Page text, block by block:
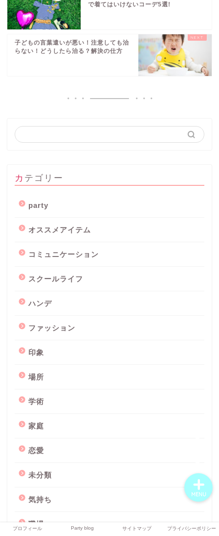
で着てはいけないコーデ5選!
子どもの言葉遣いが悪い！注意しても治
らない！どうしたら治る？解決の仕方
カテゴリー
party
オススメアイテム
コミュニケーション
スクールライフ
ハンデ
ファッション
印象
場所
学術
家庭
恋愛
未分類
気持ち
職場
プロフィール Party blog サイトマップ プライバシーポリシー
MENU